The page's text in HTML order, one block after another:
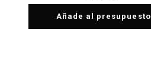
Añade al presupuesto